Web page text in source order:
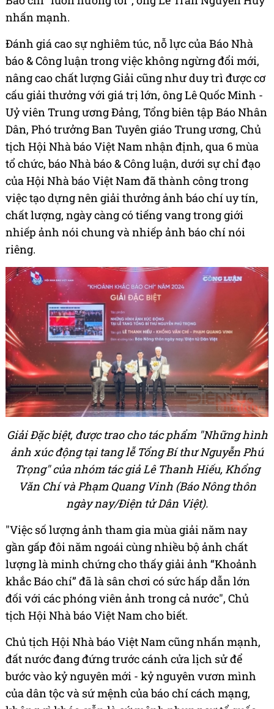
nhấn mạnh.
Đánh giá cao sự nghiêm túc, nỗ lực của Báo Nhà
báo & Công luận trong việc không ngừng đổi mới,
nâng cao chất lượng Giải cũng như duy trì được cơ
cấu giải thưởng với giá trị lớn, ông Lê Quốc Minh -
Uỷ viên Trung ương Đảng, Tổng biên tập Báo Nhân
Dân, Phó trưởng Ban Tuyên giáo Trung ương, Chủ
tịch Hội Nhà báo Việt Nam nhận định, qua 6 mùa
tổ chức, báo Nhà báo & Công luận, dưới sự chỉ đạo
của Hội Nhà báo Việt Nam đã thành công trong
việc tạo dựng nên giải thưởng ảnh báo chí uy tín,
chất lượng, ngày càng có tiếng vang trong giới
nhiếp ảnh nói chung và nhiếp ảnh báo chí nói
riêng.
Giải Đặc biệt, được trao cho tác phẩm "Những hình
ảnh xúc động tại tang lễ Tổng Bí thư Nguyễn Phú
Trọng" của nhóm tác giả Lê Thanh Hiếu, Khổng
Văn Chí và Phạm Quang Vinh (Báo Nông thôn
ngày nay/Điện tử Dân Việt).
"Việc số lượng ảnh tham gia mùa giải năm nay
gần gấp đôi năm ngoái cùng nhiều bộ ảnh chất
lượng là minh chứng cho thấy giải ảnh “Khoảnh
khắc Báo chí” đã là sân chơi có sức hấp dẫn lớn
đối với các phóng viên ảnh trong cả nước", Chủ
tịch Hội Nhà báo Việt Nam cho biết.
Chủ tịch Hội Nhà báo Việt Nam cũng nhấn mạnh,
đất nước đang đứng trước cánh cửa lịch sử để
bước vào kỷ nguyên mới - kỷ nguyên vươn mình
của dân tộc và sứ mệnh của báo chí cách mạng,